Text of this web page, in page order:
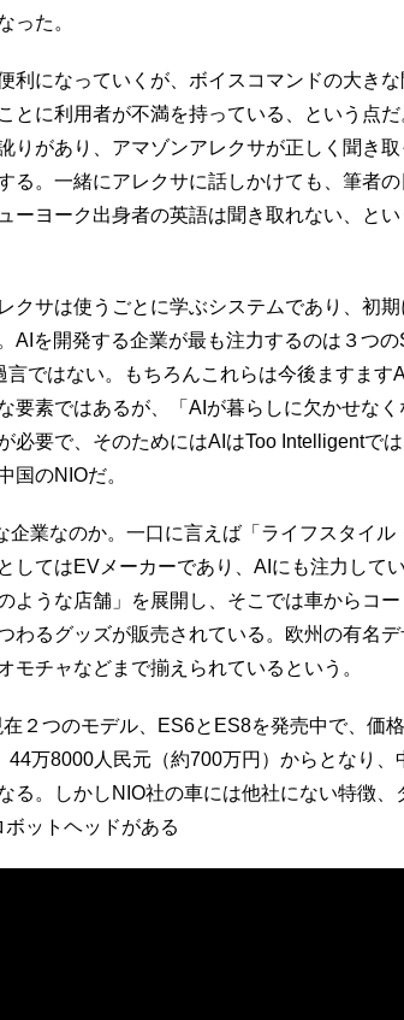
った。
利になっていくが、ボイスコマンドの大き
とに利用者が不満を持っている、という点
りがあり、アマゾンアレクサが正しく聞き
る。一緒にアレクサに話しかけても、筆者
ーヨーク出身者の英語は聞き取れない、と
クサは使うごとに学ぶシステムであり、初
AIを開発する企業が最も注力するのは３つの
言ではない。もちろんこれらは今後ますます
要素ではあるが、「AIが暮らしに欠かせな
必要で、そのためにはAIはToo Intelligentで
国のNIOだ。
業なのか。一口に言えば「ライフスタイル
してはEVメーカーであり、AIにも注力して
ような店舗」を展開し、そこでは車からコ
わるグッズが販売されている。欧州の有名
モチャなどまで揃えられているという。
２つのモデル、ES6とES8を発売中で、価
44万8000人民元（約700万円）からとなり、
る。しかしNIO社の車には他社にない特徴、
ボットヘッドがある